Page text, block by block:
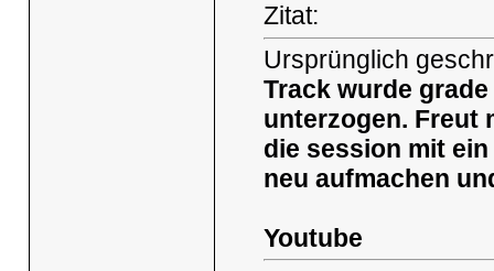
Zitat:
Ursprünglich
Track wurde
unterzogen. Freut
die session mit
neu aufmachen
Youtube